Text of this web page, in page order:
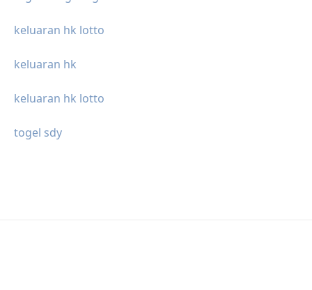
keluaran hk lotto
keluaran hk
keluaran hk lotto
togel sdy